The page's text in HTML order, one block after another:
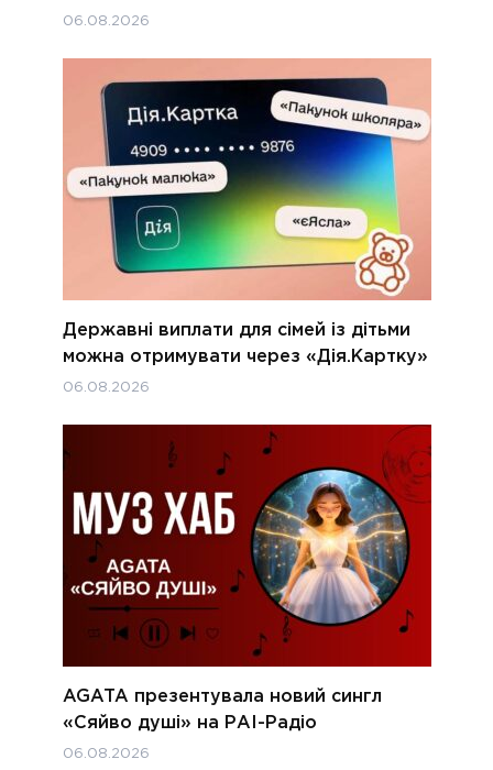
06.08.2026
Державні виплати для сімей із дітьми
можна отримувати через «Дія.Картку»
06.08.2026
AGATA презентувала новий сингл
«Сяйво душі» на РАІ-Радіо
06.08.2026